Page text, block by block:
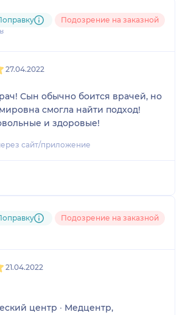
Подозрение на заказной
27.04.2022
Сын обычно боится врачей, но
смогла найти подход!
и здоровые!
сайт/приложение
Подозрение на заказной
21.04.2022
центр ∙ Медцентр,